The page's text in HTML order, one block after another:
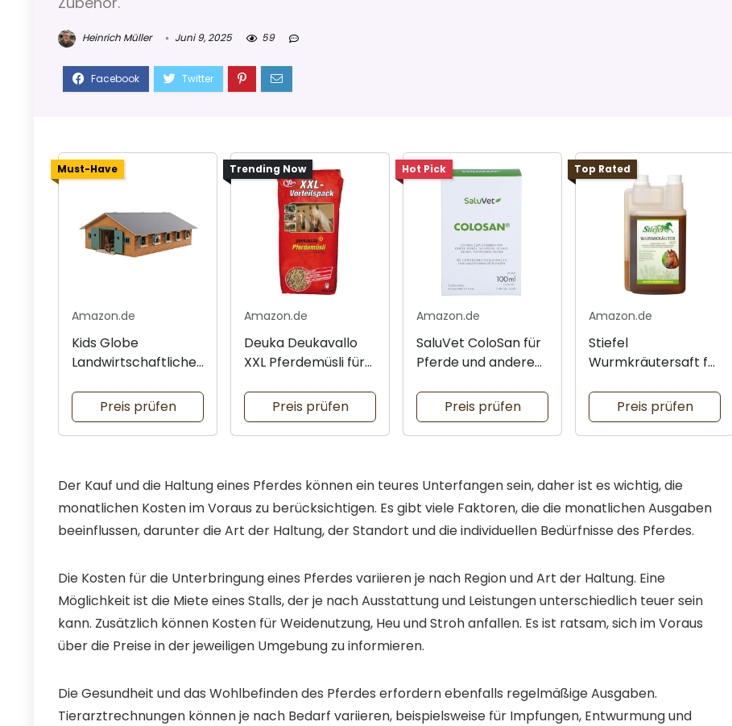
Heinrich Müller Juni 9, 2025 59
Must-Have
Amazon.de
Kids Globe
Landwirtschaftlicher
ZubehörPreis prüfen
Trending Now
Amazon.de
Deuka Deukavallo
XXL Pferdemüsli für
Preis prüfen
Hot Pick
Amazon.de
SaluVet ColoSan für
Pferde und andere
Preis prüfen
Top Rated
Amazon.de
Stiefel
Wurmkräutersaft für
Preis prüfen
Der Kauf und die Haltung eines Pferdes können ein teures Unterfangen sein, daher ist es wichtig, die
monatlichen Kosten im Voraus zu berücksichtigen. Es gibt viele Faktoren, die die monatlichen Ausgaben
beeinflussen, darunter die Art der Haltung, der Standort und die individuellen Bedürfnisse des Pferdes.
Die Kosten für die Unterbringung eines Pferdes variieren je nach Region und Art der Haltung. Eine
Möglichkeit ist die Miete eines Stalls, der je nach Ausstattung und Leistungen unterschiedlich teuer sein
kann. Zusätzlich können Kosten für Weidenutzung, Heu und Stroh anfallen. Es ist ratsam, sich im Voraus
über die Preise in der jeweiligen Umgebung zu informieren.
Die Gesundheit und das Wohlbefinden des Pferdes erfordern ebenfalls regelmäßige Ausgaben.
Tierarztrechnungen können je nach Bedarf variieren, beispielsweise für Impfungen, Entwurmung und